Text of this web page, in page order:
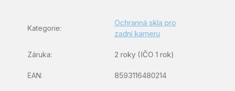
Kategorie:
Ochranná skla pro
zadní kameru
Záruka: 2 roky (IČO 1 rok)
EAN: 8593116480214